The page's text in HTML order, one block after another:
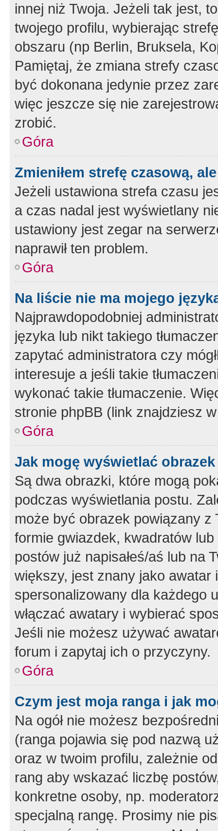
innej niż Twoja. Jeżeli tak jest,
twojego profilu, wybierając
obszaru (np Berlin, Bruksela,
Pamiętaj, że zmiana strefy
być dokonana jedynie przez
więc jeszcze się nie
zrobić.
Góra
Zmieniłem strefę czasową,
Jeżeli ustawiona strefa czasu
a czas nadal jest wyświetlany
ustawiony jest zegar na
naprawił ten problem.
Góra
Na liście nie ma mojego
Najprawdopodobniej
języka lub nikt takiego
zapytać administratora czy
interesuje a jeśli takie
wykonać takie tłumaczenie.
stronie phpBB (link znajdziesz
Góra
Jak mogę wyświetlać
Są dwa obrazki, które mogą
podczas wyświetlania postu.
może być obrazek powiązany z
formie gwiazdek, kwadratów
postów już napisałeś/aś lub na
większy, jest znany jako
spersonalizowany dla każdego
włączać awatary i wybierać
Jeśli nie możesz używać
forum i zapytaj ich o przyczyny.
Góra
Czym jest moja ranga i jak
Na ogół nie możesz
(ranga pojawia się pod nazwą
oraz w twoim profilu, zależnie
rang aby wskazać liczbę
konkretne osoby, np.
specjalną rangę. Prosimy nie